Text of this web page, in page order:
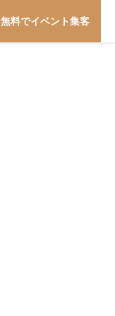
無料でイベント集客